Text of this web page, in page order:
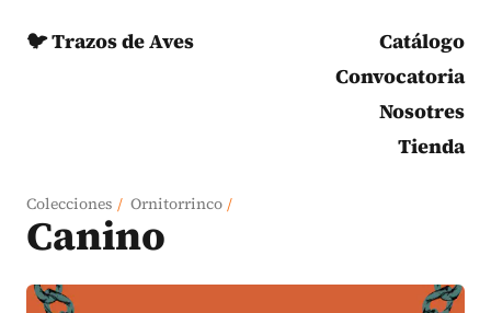
🐦 Trazos de Aves
Catálogo
Convocatoria
Nosotres
Tienda
Colecciones / Ornitorrinco /
Canino